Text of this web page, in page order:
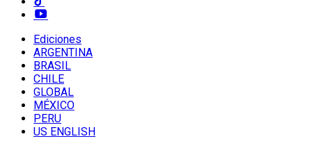
Ediciones
ARGENTINA
BRASIL
CHILE
GLOBAL
MÉXICO
PERU
US ENGLISH